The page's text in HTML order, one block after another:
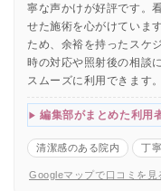
寧な声かけが好評です。
せた施術を心がけていま
ため、余裕を持ったスケ
時の対応や照射後の相談
スムーズに利用できます。
編集部がまとめた利用
清潔感のある院内 丁
Googleマップで口コミを見